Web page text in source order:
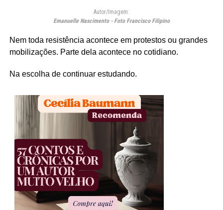
Autor/Imagem:
Emanuelle Nascimento - Foto Francisco Filipino
Nem toda resistência acontece em protestos ou grandes
mobilizações. Parte dela acontece no cotidiano.
Na escolha de continuar estudando.